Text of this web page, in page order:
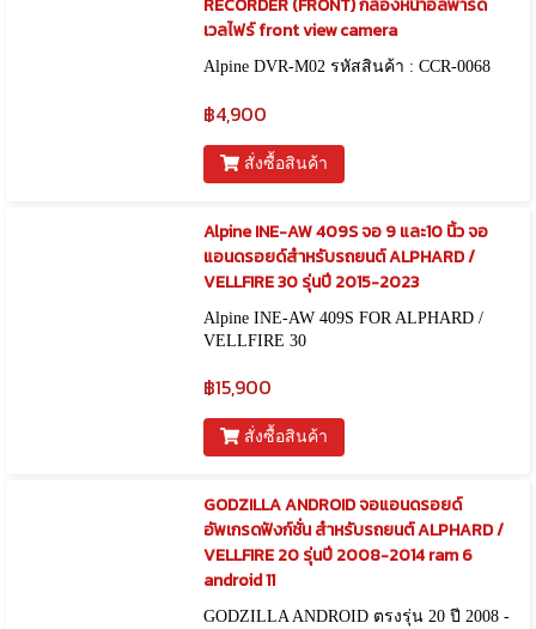
RECORDER (FRONT) กล้องหน้าอัลพาร์ด
เวลไฟร์ front view camera
Alpine DVR-M02 รหัสสินค้า : CCR-0068
฿4,900
สั่งซื้อสินค้า
Alpine INE-AW 409S จอ 9 และ10 นิ้ว จอ
แอนดรอยด์สำหรับรถยนต์ ALPHARD /
VELLFIRE 30 รุ่นปี 2015-2023
Alpine INE-AW 409S FOR ALPHARD /
VELLFIRE 30
฿15,900
สั่งซื้อสินค้า
GODZILLA ANDROID จอแอนดรอยด์
อัพเกรดฟังก์ชั่น สำหรับรถยนต์ ALPHARD /
VELLFIRE 20 รุ่นปี 2008-2014 ram 6
android 11
GODZILLA ANDROID ตรงรุ่น 20 ปี 2008 -